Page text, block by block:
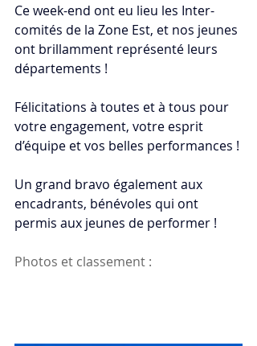
Ce week-end ont eu lieu les Inter-
comités de la Zone Est, et nos jeunes
ont brillamment représenté leurs
départements !
Félicitations à toutes et à tous pour
votre engagement, votre esprit
d’équipe et vos belles performances !
Un grand bravo également aux
encadrants, bénévoles qui ont
permis aux jeunes de performer !
Photos et classement :